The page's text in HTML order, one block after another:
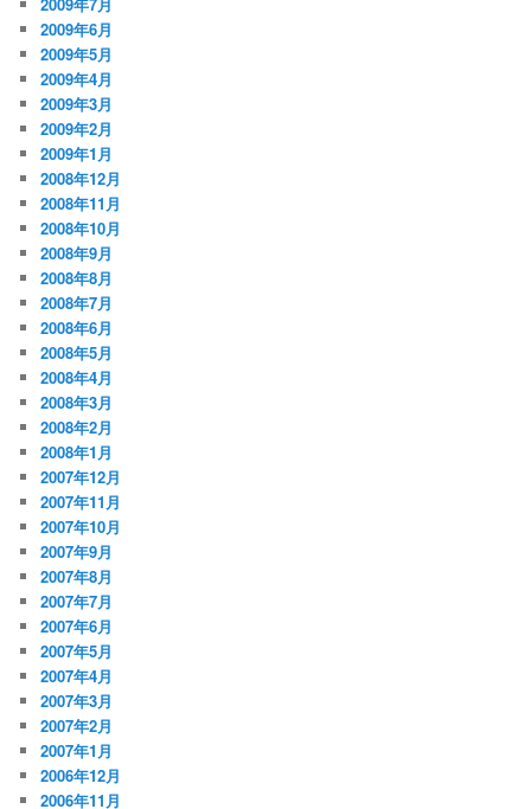
2009年7月
2009年6月
2009年5月
2009年4月
2009年3月
2009年2月
2009年1月
2008年12月
2008年11月
2008年10月
2008年9月
2008年8月
2008年7月
2008年6月
2008年5月
2008年4月
2008年3月
2008年2月
2008年1月
2007年12月
2007年11月
2007年10月
2007年9月
2007年8月
2007年7月
2007年6月
2007年5月
2007年4月
2007年3月
2007年2月
2007年1月
2006年12月
2006年11月